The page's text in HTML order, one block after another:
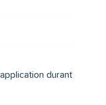
durant